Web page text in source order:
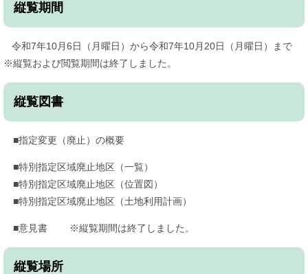
縦覧期間
令和7年10月6日（月曜日）から令和7年10月20日（月曜日）まで
※縦覧および閲覧期間は終了しました。
縦覧図書
■指定変更（廃止）の概要
■特別指定区域廃止地区（一覧）
■特別指定区域廃止地区（位置図）
■特別指定区域廃止地区（土地利用計画）
■意見書 ※縦覧期間は終了しました。
縦覧場所